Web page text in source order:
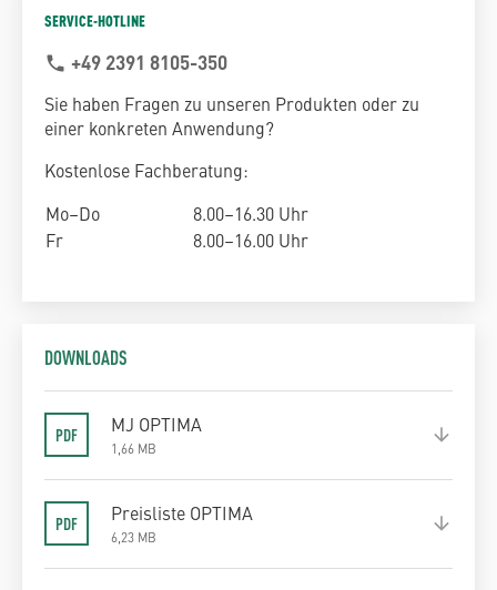
SERVICE-HOTLINE
phone +49 2391 8105-350
Sie haben Fragen zu unseren Produkten oder zu
einer konkreten Anwendung?
Kostenlose Fachberatung:
Mo–Do
8.00–16.30 Uhr
Fr
8.00–16.00 Uhr
DOWNLOADS
MJ OPTIMA
1,66 MB
Preisliste OPTIMA
6,23 MB